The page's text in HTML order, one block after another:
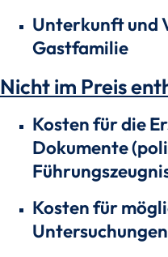
Unterkunft und
Gastfamilie
Nicht im Preis
Kosten für die
Dokumente
Kosten für